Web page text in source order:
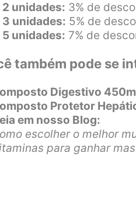
2 unidades: 3% de
3 unidades: 5% de
5 unidades: 7% de
também pode se
Digestivo
Protetor
em nosso Blog:
escolher o melhor
para ganhar